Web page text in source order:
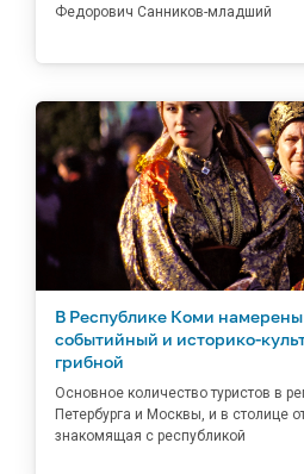
Федорович Санников-младший
В Республике Коми намерены
событийный и историко-
грибной
Основное количество туристов в
Петербурга и Москвы, и в столице
знакомящая с республикой